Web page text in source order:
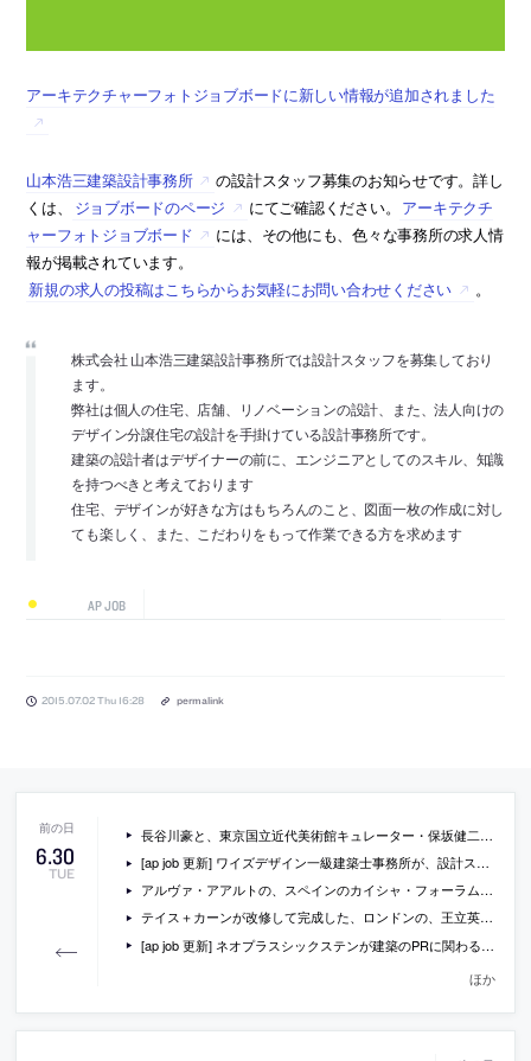
アーキテクチャーフォトジョブボードに新しい情報が追加されました
山本浩三建築設計事務所
の設計スタッフ募集のお知らせです。詳し
くは、
ジョブボードのページ にてご確認ください。 アーキテクチ
ャーフォトジョブボード
には、その他にも、色々な事務所の求人情
報が掲載されています。
新規の求人の投稿はこちらからお気軽にお問い合わせください
。
株式会社 山本浩三建築設計事務所では設計スタッフを募集しており
ます。
弊社は個人の住宅、店舗、リノベーションの設計、また、法人向けの
デザイン分譲住宅の設計を手掛けている設計事務所です。
建築の設計者はデザイナーの前に、エンジニアとしてのスキル、知識
を持つべきと考えております
住宅、デザインが好きな方はもちろんのこと、図面一枚の作成に対し
ても楽しく、また、こだわりをもって作業できる方を求めます
AP JOB
2015.07.02 Thu 16:28 permalink
6.30
TUE
長谷川豪と、東京国立近代美術館キュレーター・保坂健二朗によるトークセッション「歴史を耕し未来をつくるためにできること」の内容
[ap job 更新] ワイズデザイン一級建築士事務所が、設計スタッフを募集中
アルヴァ・アアルトの、スペインのカイシャ・フォーラムで行われている回顧展の動画
テイス＋カーンが改修して完成した、ロンドンの、王立英国建築家協会本部ビルの写真など
[ap job 更新] ネオプラスシックステンが建築のPRに関わる 日英バイリンガルスタッフを募集中
ほか